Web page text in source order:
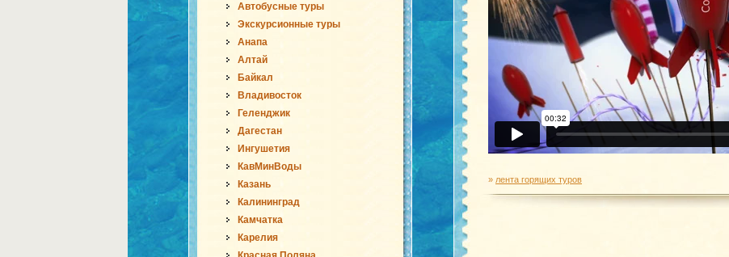
Автобусные туры
Экскурсионные туры
Анапа
Алтай
Байкал
Владивосток
Геленджик
Дагестан
Ингушетия
КавМинВоды
Казань
Калининград
Камчатка
Карелия
» лента горящих туров